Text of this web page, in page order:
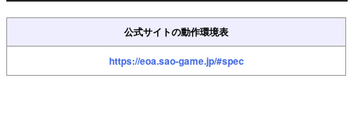
公式サイトの動作環境表
https://eoa.sao-game.jp/#spec